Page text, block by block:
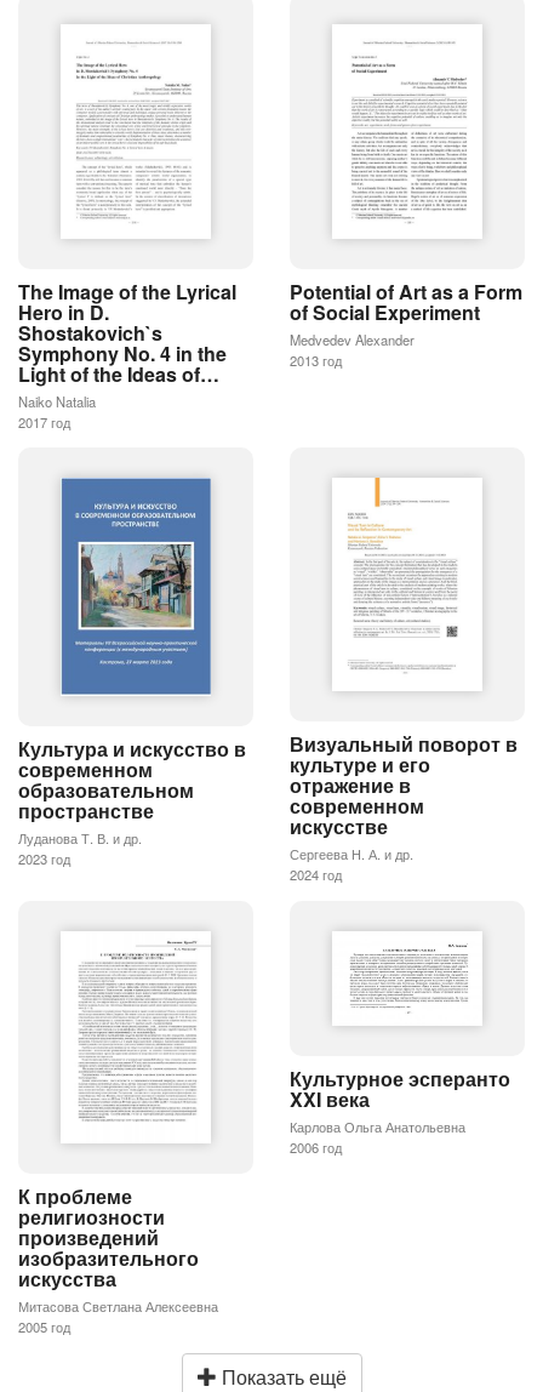
The Image of the Lyrical
Hero in D.
Shostakovich`s
Symphony No. 4 in the
Light of the Ideas of…
Naiko Natalia
2017 год
Potential of Art as a Form
of Social Experiment
Medvedev Alexander
2013 год
Культура и искусство в
современном
образовательном
пространстве
Луданова Т. В. и др.
2023 год
Визуальный поворот в
культуре и его
отражение в
современном
искусстве
Сергеева Н. А. и др.
2024 год
К проблеме
религиозности
произведений
изобразительного
искусства
Митасова Светлана Алексеевна
2005 год
Культурное эсперанто
XXI века
Карлова Ольга Анатольевна
2006 год
Показать ещё